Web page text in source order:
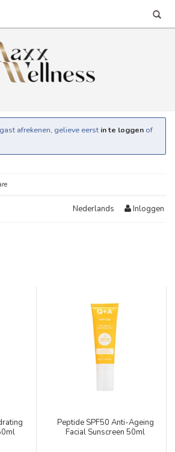
afrekenen, gelieve eerst in te loggen of
Nederlands Inloggen
Peptide SPF50 Anti-Ageing
Facial Sunscreen 50ml